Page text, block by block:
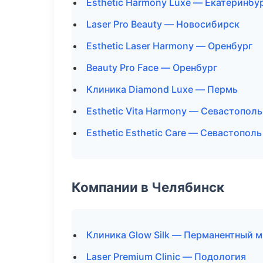
Esthetic Harmony Luxe —
Laser Pro Beauty — Новосибирск
Esthetic Laser Harmony — Оренбург
Beauty Pro Face — Оренбург
Клиника Diamond Luxe — Пермь
Esthetic Vita Harmony — Севастополь
Esthetic Esthetic Care — Севастополь
Компании в Челябинск
Клиника Glow Silk — Перманентный
Laser Premium Clinic — Подология